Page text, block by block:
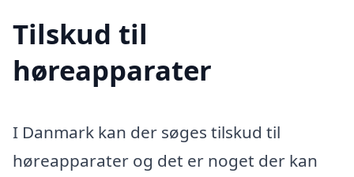
Tilskud til
høreapparater
I Danmark kan der søges tilskud til
høreapparater og det er noget der kan